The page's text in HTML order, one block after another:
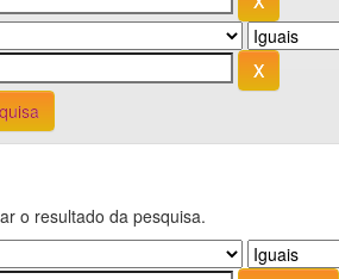
o resultado da pesquisa.